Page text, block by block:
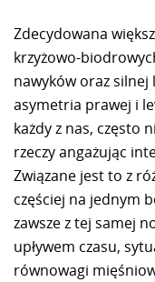
Zdecydowana
krzyżowo-
nawyków oraz silnej
asymetria prawej i
każdy z nas, często
rzeczy angażując
Związane jest to z
częściej na jednym
zawsze z tej samej
upływem czasu,
równowagi